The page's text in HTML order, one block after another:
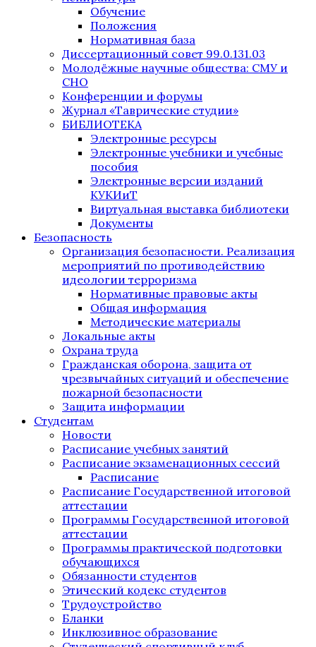
Обучение
Положения
Нормативная база
Диссертационный совет 99.0.131.03
Молодёжные научные общества: СМУ и
СНО
Конференции и форумы
Журнал «Таврические студии»
БИБЛИОТЕКА
Электронные ресурсы
Электронные учебники и учебные
пособия
Электронные версии изданий
КУКИиТ
Виртуальная выставка библиотеки
Документы
Безопасность
Организация безопасности. Реализация
мероприятий по противодействию
идеологии терроризма
Нормативные правовые акты
Общая информация
Методические материалы
Локальные акты
Охрана труда
Гражданская оборона, защита от
чрезвычайных ситуаций и обеспечение
пожарной безопасности
Защита информации
Студентам
Новости
Расписание учебных занятий
Расписание экзаменационных сессий
Расписание
Расписание Государственной итоговой
аттестации
Программы Государственной итоговой
аттестации
Программы практической подготовки
обучающихся
Обязанности студентов
Этический кодекс студентов
Трудоустройство
Бланки
Инклюзивное образование